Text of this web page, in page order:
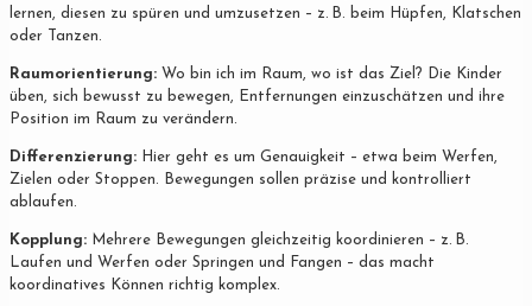
lernen, diesen zu spüren und umzusetzen – z. B. beim Hüpfen, Klatschen
oder Tanzen.
Raumorientierung: Wo bin ich im Raum, wo ist das Ziel? Die Kinder
üben, sich bewusst zu bewegen, Entfernungen einzuschätzen und ihre
Position im Raum zu verändern.
Differenzierung: Hier geht es um Genauigkeit – etwa beim Werfen,
Zielen oder Stoppen. Bewegungen sollen präzise und kontrolliert
ablaufen.
Kopplung: Mehrere Bewegungen gleichzeitig koordinieren – z. B.
Laufen und Werfen oder Springen und Fangen – das macht
koordinatives Können richtig komplex.